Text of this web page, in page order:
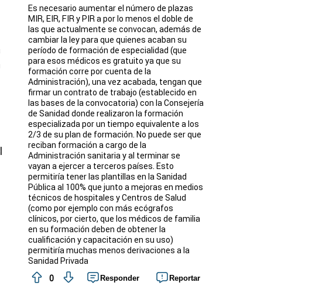
Es necesario aumentar el número de plazas
MIR, EIR, FIR y PIR a por lo menos el doble de
las que actualmente se convocan, además de
cambiar la ley para que quienes acaban su
período de formación de especialidad (que
para esos médicos es gratuito ya que su
formación corre por cuenta de la
Administración), una vez acabada, tengan que
firmar un contrato de trabajo (establecido en
las bases de la convocatoria) con la Consejería
de Sanidad donde realizaron la formación
especializada por un tiempo equivalente a los
2/3 de su plan de formación. No puede ser que
reciban formación a cargo de la
Administración sanitaria y al terminar se
vayan a ejercer a terceros países. Esto
permitiría tener las plantillas en la Sanidad
Pública al 100% que junto a mejoras en medios
técnicos de hospitales y Centros de Salud
(como por ejemplo con más ecógrafos
clínicos, por cierto, que los médicos de familia
en su formación deben de obtener la
cualificación y capacitación en su uso)
permitiría muchas menos derivaciones a la
Sanidad Privada
0
Responder Reportar